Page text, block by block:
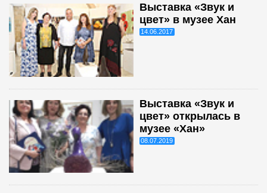
Выставка «Звук и
цвет» в музее Хан
14.06.2017
Выставка «Звук и
цвет» открылась в
музее «Хан»
08.07.2019